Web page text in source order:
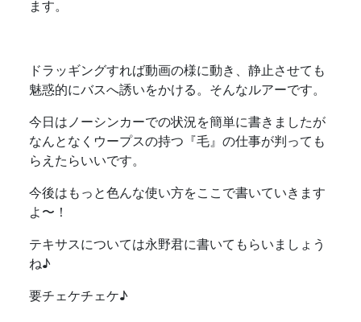
ます。
ドラッギングすれば動画の様に動き、静止させても
魅惑的にバスへ誘いをかける。そんなルアーです。
今日はノーシンカーでの状況を簡単に書きましたが
なんとなくウープスの持つ『毛』の仕事が判っても
らえたらいいです。
今後はもっと色んな使い方をここで書いていきます
よ〜！
テキサスについては永野君に書いてもらいましょう
ね♪
要チェケチェケ♪